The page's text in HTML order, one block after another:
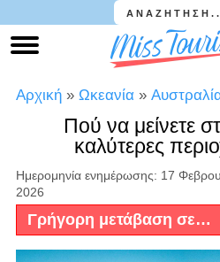
Αρχική » Ωκεανία »
Πού να μείνετε
καλύτερες
Ημερομηνία ενημέρωσης: 17
2026
Γρήγορη μετάβαση σε…